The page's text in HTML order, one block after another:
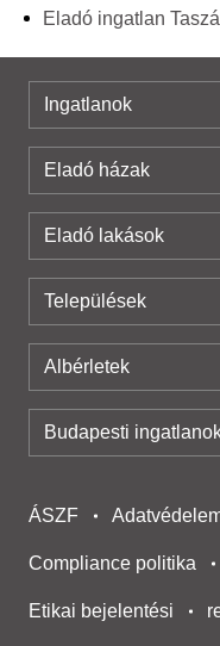
Eladó ingatlan
Ingatlanok
Eladó házak
Eladó lakások
Települések
Albérletek
Budapesti
ÁSZF
Compliance politika
Etikai bejelentési